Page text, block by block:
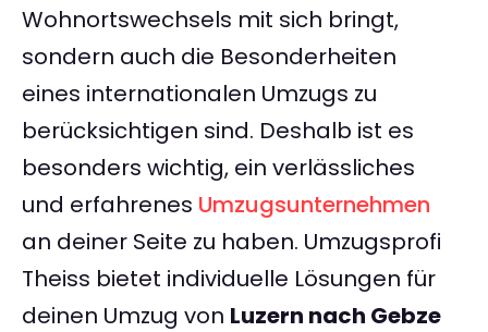
Wohnortswechsels mit sich bringt,
sondern auch die Besonderheiten
eines internationalen Umzugs zu
berücksichtigen sind. Deshalb ist es
besonders wichtig, ein verlässliches
und erfahrenes Umzugsunternehmen
an deiner Seite zu haben. Umzugsprofi
Theiss bietet individuelle Lösungen für
deinen Umzug von Luzern nach Gebze